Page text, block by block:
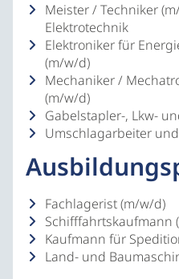
Meister / Techniker
Elektrotechnik
Elektroniker für
(m/w/d)
Mechaniker /
(m/w/d)
Gabelstapler-, Lkw-
Umschlagarbeiter
Fachlagerist (m/w/d)
Schifffahrtskaufmann
Kaufmann für
Land- und